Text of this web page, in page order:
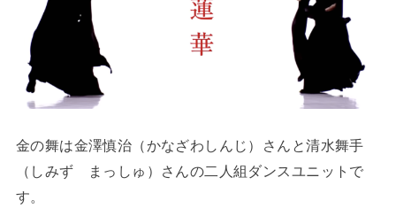
金の舞は金澤慎治（かなざわしんじ）さんと清水舞手
（しみず まっしゅ）さんの二人組ダンスユニットで
す。